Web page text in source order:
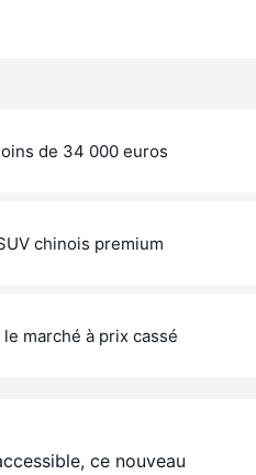
de 34 000 euros
chinois premium
marché à prix cassé
ce nouveau